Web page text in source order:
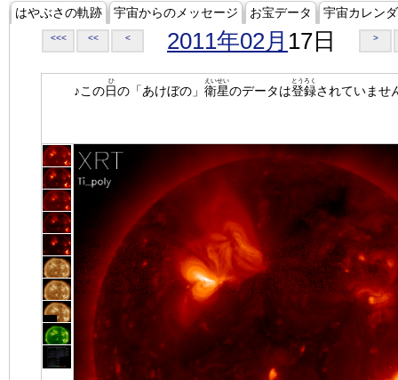
はやぶさの軌跡 宇宙からのメッセージ お宝データ 宇宙カレン
<<< << < 2011年02月 17日 >
♪この日
ひ
の「あけぼの」 衛星
えいせい
のデータは登録
とうろく
されていませ